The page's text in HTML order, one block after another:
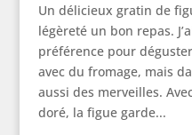
Un délicieux gratin de
légèreté un bon repas.
préférence pour
avec du fromage, mais
aussi des merveilles.
doré, la figue garde...